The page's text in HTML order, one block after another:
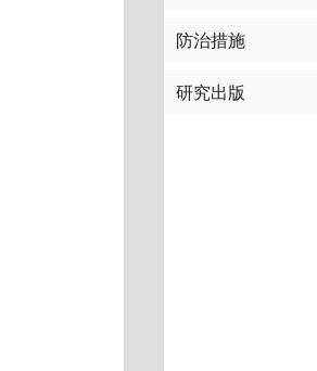
防治措施
研究出版